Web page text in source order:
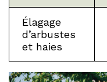
Élagage
d’arbustes
et haies